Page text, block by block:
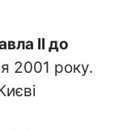
II до
2001 року.